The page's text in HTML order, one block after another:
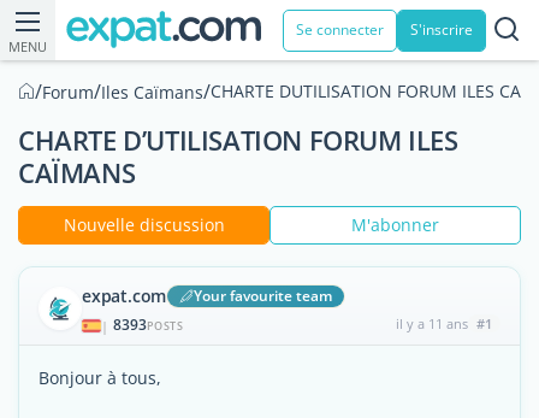
MENU
Se connecter S'inscrire
/Forum/Iles Caïmans/CHARTE DUTILISATION FORUM ILES
CHARTE D’UTILISATION FORUM ILES
CAÏMANS
Nouvelle discussion M'abonner
expat.com Your favourite team
| 8393POSTS il y a 11 ans #1
Bonjour à tous,